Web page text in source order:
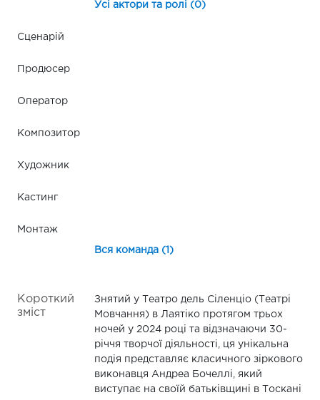
Усі актори та ролі (0)
Сценарій
Продюсер
Оператор
Композитор
Художник
Кастинг
Монтаж
Вся команда (1)
Короткий
зміст
Знятий у Театро дель Сіленціо (Театрі
Мовчання) в Лаятіко протягом трьох
ночей у 2024 році та відзначаючи 30-
річчя творчої діяльності, ця унікальна
подія представляє класичного зіркового
виконавця Андреа Бочеллі, який
виступає на своїй батьківщині в Тоскані